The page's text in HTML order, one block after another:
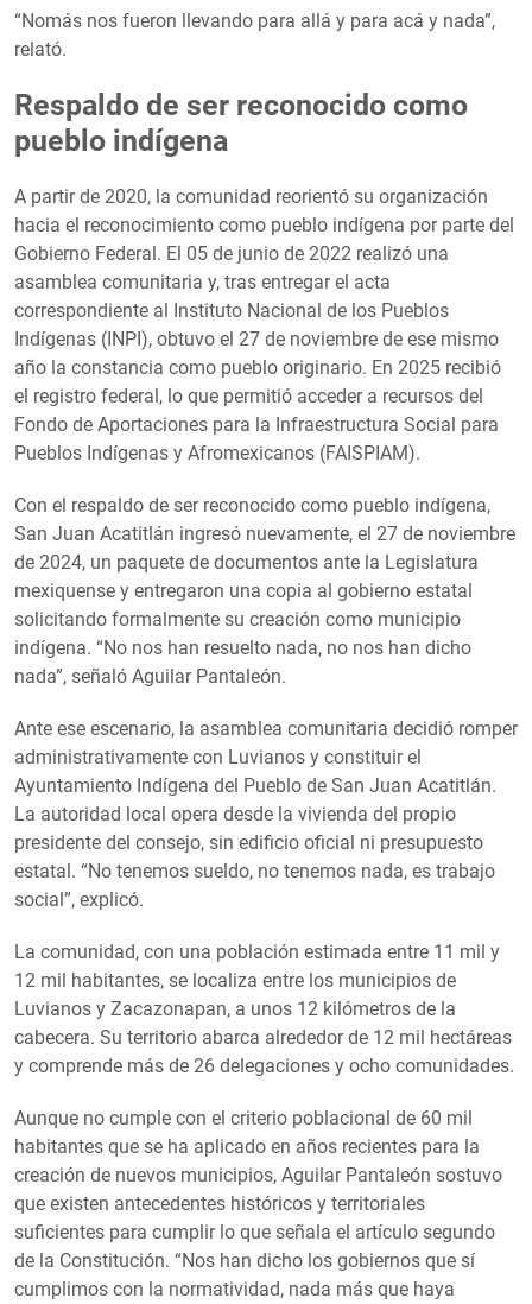
“Nomás nos fueron llevando para allá y para acá y nada”,
relató.
Respaldo de ser reconocido como
pueblo indígena
A partir de 2020, la comunidad reorientó su organización
hacia el reconocimiento como pueblo indígena por parte del
Gobierno Federal. El 05 de junio de 2022 realizó una
asamblea comunitaria y, tras entregar el acta
correspondiente al Instituto Nacional de los Pueblos
Indígenas (INPI), obtuvo el 27 de noviembre de ese mismo
año la constancia como pueblo originario. En 2025 recibió
el registro federal, lo que permitió acceder a recursos del
Fondo de Aportaciones para la Infraestructura Social para
Pueblos Indígenas y Afromexicanos (FAISPIAM).
Con el respaldo de ser reconocido como pueblo indígena,
San Juan Acatitlán ingresó nuevamente, el 27 de noviembre
de 2024, un paquete de documentos ante la Legislatura
mexiquense y entregaron una copia al gobierno estatal
solicitando formalmente su creación como municipio
indígena. “No nos han resuelto nada, no nos han dicho
nada”, señaló Aguilar Pantaleón.
Ante ese escenario, la asamblea comunitaria decidió romper
administrativamente con Luvianos y constituir el
Ayuntamiento Indígena del Pueblo de San Juan Acatitlán.
La autoridad local opera desde la vivienda del propio
presidente del consejo, sin edificio oficial ni presupuesto
estatal. “No tenemos sueldo, no tenemos nada, es trabajo
social”, explicó.
La comunidad, con una población estimada entre 11 mil y
12 mil habitantes, se localiza entre los municipios de
Luvianos y Zacazonapan, a unos 12 kilómetros de la
cabecera. Su territorio abarca alrededor de 12 mil hectáreas
y comprende más de 26 delegaciones y ocho comunidades.
Aunque no cumple con el criterio poblacional de 60 mil
habitantes que se ha aplicado en años recientes para la
creación de nuevos municipios, Aguilar Pantaleón sostuvo
que existen antecedentes históricos y territoriales
suficientes para cumplir lo que señala el artículo segundo
de la Constitución. “Nos han dicho los gobiernos que sí
cumplimos con la normatividad, nada más que haya